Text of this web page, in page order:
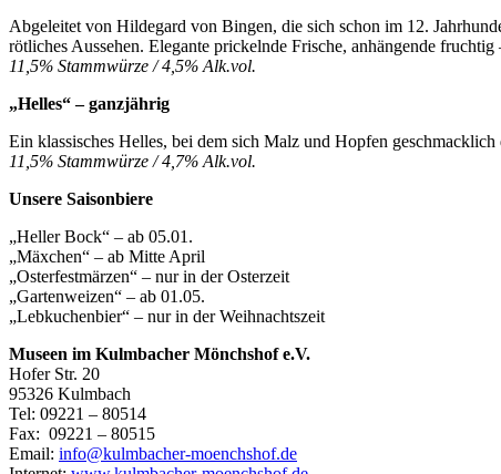
Abgeleitet von Hildegard von Bingen, die sich schon im 12.
rötliches Aussehen. Elegante prickelnde Frische, anhängende fruchtig
11,5% Stammwürze / 4,5% Alk.vol.
„Helles“ – ganzjährig
Ein klassisches Helles, bei dem sich Malz und Hopfen
11,5% Stammwürze / 4,7% Alk.vol.
Unsere Saisonbiere
„Heller Bock“ – ab 05.01.
„Mäxchen“ – ab Mitte April
„Osterfestmärzen“ – nur in der Osterzeit
„Gartenweizen“ – ab 01.05.
„Lebkuchenbier“ – nur in der Weihnachtszeit
Museen im Kulmbacher Mönchshof e.V.
Hofer Str. 20
95326 Kulmbach
Tel: 09221 – 80514
Fax: 09221 – 80515
Email: info@kulmbacher-moenchshof.de